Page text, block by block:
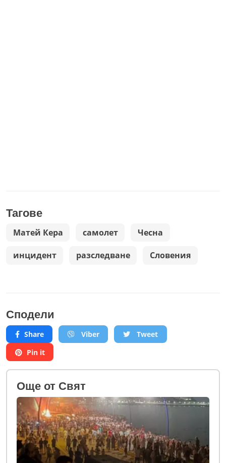
Тагове
Матей Кера самолет Чесна
инцидент разследване Словения
Сподели
Share Viber
Tweet
Pin it
Oще от Свят